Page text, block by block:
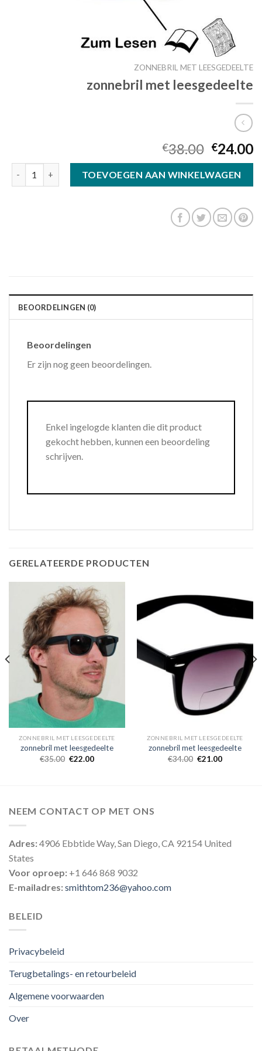
ZONNEBRIL MET LEESGEDEELTE
zonnebril met leesgedeelte
€38.00 €24.00
TOEVOEGEN AAN WINKELWAGEN
BEOORDELINGEN (0)
Beoordelingen
Er zijn nog geen beoordelingen.
Enkel ingelogde klanten die dit product
gekocht hebben, kunnen een beoordeling
schrijven.
GERELATEERDE PRODUCTEN
ZONNEBRIL MET LEESGEDEELTE
zonnebril met leesgedeelte
€35.00 €22.00
ZONNEBRIL MET LEESGEDEELTE
zonnebril met leesgedeelte
€34.00 €21.00
NEEM CONTACT OP MET ONS
Adres:4906 Ebbtide Way, San Diego, CA 92154 United
States
Voor oproep: +1 646 868 9032
E-mailadres:smithtom236@yahoo.com
BELEID
Privacybeleid
Terugbetalings- en retourbeleid
Algemene voorwaarden
Over